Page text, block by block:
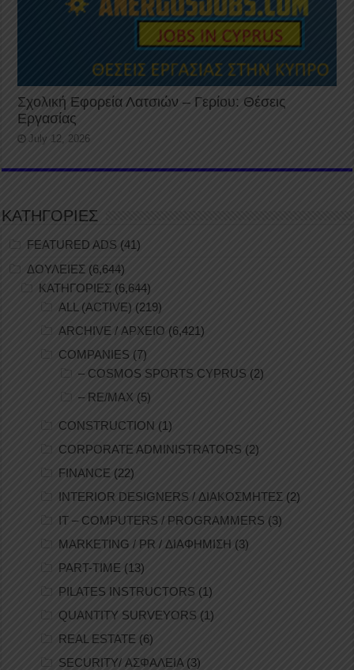
Σχολική Εφορεία Λατσιών – Γερίου: Θέσεις
Εργασίας
July 12, 2026
ΚΑΤΗΓΟΡΙΕΣ
FEATURED ADS (41)
ΔΟΥΛΕΙΕΣ (6,644)
ΚΑΤΗΓΟΡΙΕΣ (6,644)
ALL (ACTIVE) (219)
ARCHIVE / ΑΡΧΕΙΟ (6,421)
COMPANIES (7)
– COSMOS SPORTS CYPRUS (2)
– RE/MAX (5)
CONSTRUCTION (1)
CORPORATE ADMINISTRATORS (2)
FINANCE (22)
INTERIOR DESIGNERS / ΔΙΑΚΟΣΜΗΤΕΣ (2)
IT – COMPUTERS / PROGRAMMERS (3)
MARKETING / PR / ΔΙΑΦΗΜΙΣΗ (3)
PART-TIME (13)
PILATES INSTRUCTORS (1)
QUANTITY SURVEYORS (1)
REAL ESTATE (6)
SECURITY/ ΑΣΦΑΛΕΙΑ(3)